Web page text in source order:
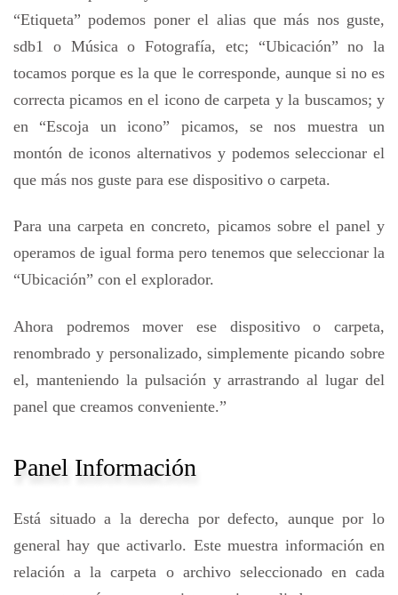
“Etiqueta” podemos poner el alias que más nos guste,
sdb1 o Música o Fotografía, etc; “Ubicación” no la
tocamos porque es la que le corresponde, aunque si no es
correcta picamos en el icono de carpeta y la buscamos; y
en “Escoja un icono” picamos, se nos muestra un
montón de iconos alternativos y podemos seleccionar el
que más nos guste para ese dispositivo o carpeta.
Para una carpeta en concreto, picamos sobre el panel y
operamos de igual forma pero tenemos que seleccionar la
“Ubicación” con el explorador.
Ahora podremos mover ese dispositivo o carpeta,
renombrado y personalizado, simplemente picando sobre
el, manteniendo la pulsación y arrastrando al lugar del
panel que creamos conveniente.”
Panel Información
Está situado a la derecha por defecto, aunque por lo
general hay que activarlo. Este muestra información en
relación a la carpeta o archivo seleccionado en cada